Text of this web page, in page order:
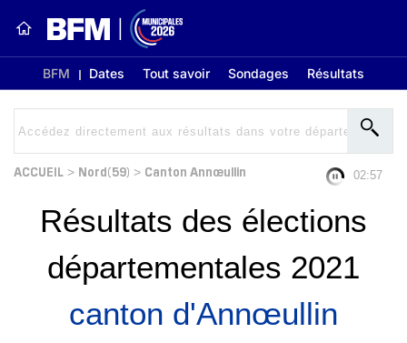
BFM Dates Tout savoir Sondages Résultats
ACCUEIL > Nord(59) > Canton Annœullin 02:57
Résultats des élections
départementales 2021
canton d'Annœullin